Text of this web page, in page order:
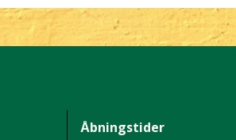
Åbningstider